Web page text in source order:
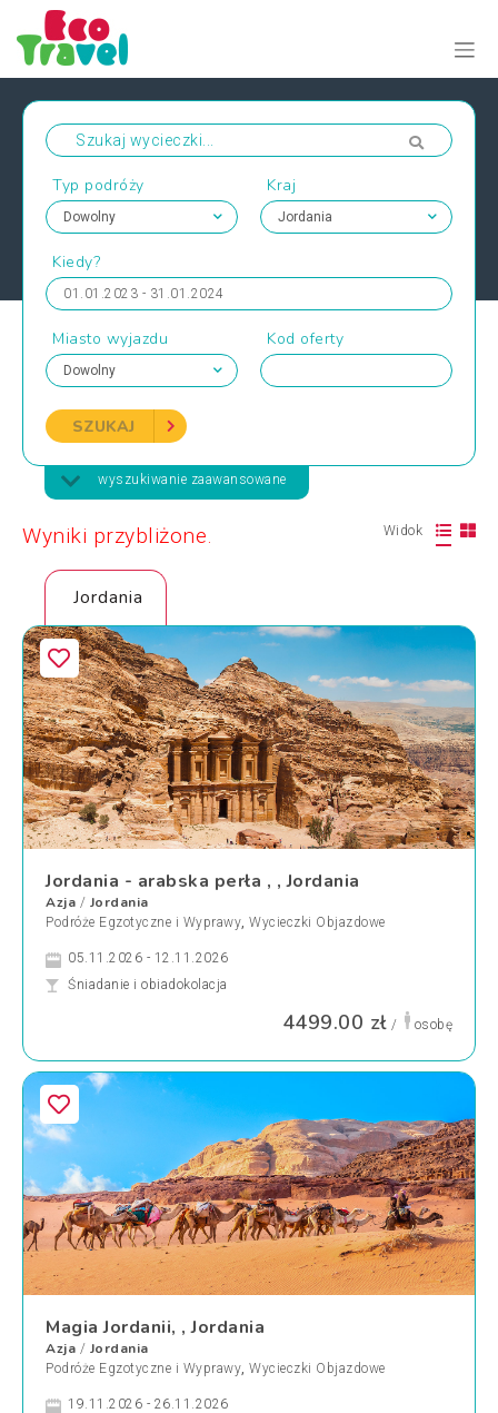
Typ podróży Kraj
Kiedy?
01.01.2023 - 31.01.2024
Miasto wyjazdu Kod oferty
SZUKAJ
wyszukiwanie zaawansowane
Wyniki przybliżone. Widok
Jordania
Jordania - arabska perła , , Jordania
Azja / Jordania
Podróże Egzotyczne i Wyprawy, Wycieczki Objazdowe
05.11.2026 - 12.11.2026
Śniadanie i obiadokolacja
4499.00 zł / osobę
Magia Jordanii, , Jordania
Azja / Jordania
Podróże Egzotyczne i Wyprawy, Wycieczki Objazdowe
19.11.2026 - 26.11.2026